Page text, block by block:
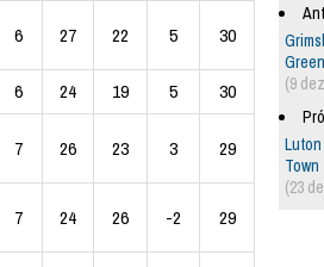
6 27 22 5 30
6 24 19 5 30
7 26 23 3 29
7 24 26 -2 29
(9
Town
(23